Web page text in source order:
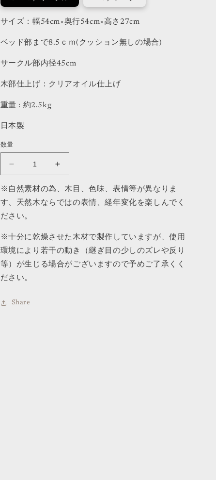
サイズ：幅54cm×奥行54cm×高さ27cm
ベッド部まで8.5ｃｍ(クッション無しの場合)
サークル部内径45cm
木部仕上げ：クリアオイル仕上げ
重量 : 約2.5kg
日本製
数量
CALM -
ー
ム
-
数
量
を
減
ら
CALM -
ー
ム
数
量
を
増
※自然素材の為、木目、色味、表情等が異なりま
す、天然木ならではの表情、経年変化を楽しんでく
ださい。
※十分に乾燥させた木材で製作していますが、使用
環境により若干の動き（継ぎ目の少しのズレや反り
等）が生じる場合がございますので予めご了承くく
ださい。
Share